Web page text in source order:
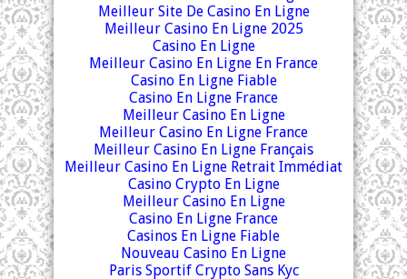
Meilleur Site De Casino En Ligne
Meilleur Casino En Ligne 2025
Casino En Ligne
Meilleur Casino En Ligne En France
Casino En Ligne Fiable
Casino En Ligne France
Meilleur Casino En Ligne
Meilleur Casino En Ligne France
Meilleur Casino En Ligne Français
Meilleur Casino En Ligne Retrait Immédiat
Casino Crypto En Ligne
Meilleur Casino En Ligne
Casino En Ligne France
Casinos En Ligne Fiable
Nouveau Casino En Ligne
Paris Sportif Crypto Sans Kyc